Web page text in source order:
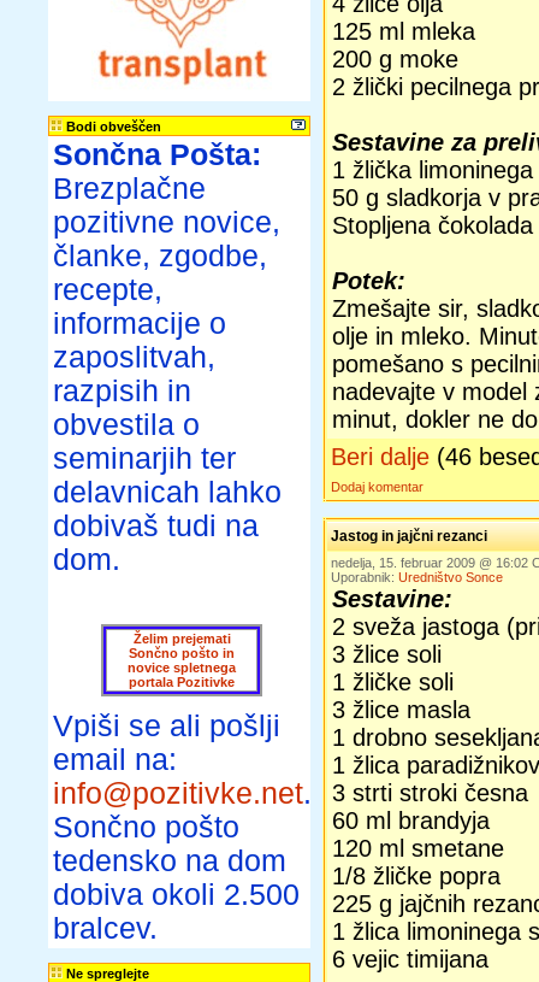
Bodi obveščen
Sončna Pošta:
Brezplačne
pozitivne novice,
članke, zgodbe,
recepte,
informacije o
zaposlitvah,
razpisih in
obvestila o
seminarjih ter
delavnicah lahko
dobivaš tudi na
dom.
Želim prejemati
Sončno pošto in
novice spletnega
portala Pozitivke
Vpiši se ali pošlji
email na:
info@pozitivke.net.
Sončno pošto
tedensko na dom
dobiva okoli 2.500
bralcev.
Ne spreglejte
125 ml mleka
200 g moke
2 žlički pecilnega
Sestavine za
1 žlička
50 g sladkorja v
Stopljena čokolada
Potek:
Zmešajte sir,
olje in mleko.
pomešano s
nadevajte v model
minut, dokler ne
Beri dalje (46
Dodaj komentar
Jastog in jajčni rezanci
nedelja, 15. februar 2009 @ 16:02
Uporabnik: Uredništvo Sonce
Sestavine:
2 sveža jastoga
3 žlice soli
1 žličke soli
3 žlice masla
1 drobno
1 žlica
3 strti stroki česna
60 ml brandyja
120 ml smetane
1/8 žličke popra
225 g jajčnih
1 žlica limoninega
6 vejic timijana